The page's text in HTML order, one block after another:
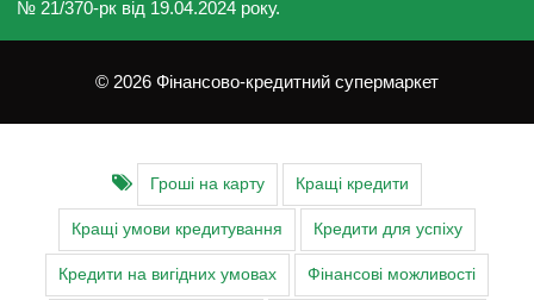
№ 21/370-рк від 19.04.2024 року.
© 2026 Фінансово-кредитний супермаркет
Гроші на карту Кращі кредити
Кращі умови кредитування Кредити для успіху
Кредити на вигідних умовах Фінансові можливості